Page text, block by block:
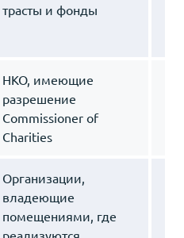
трасты и фонды
НКО, имеющие
разрешение
Commissioner of
Charities
Организации,
владеющие
помещениями, где
реализуются